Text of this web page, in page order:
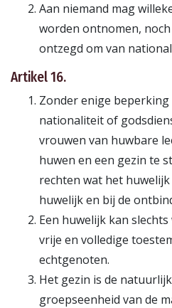
Aan niemand mag
worden ontnomen,
ontzegd om van
Artikel 16.
Zonder enige
nationaliteit of
vrouwen van huwbare
huwen en een gezin te
rechten wat het
huwelijk en bij de
Een huwelijk kan
vrije en volledige
echtgenoten.
Het gezin is de
groepseenheid van de